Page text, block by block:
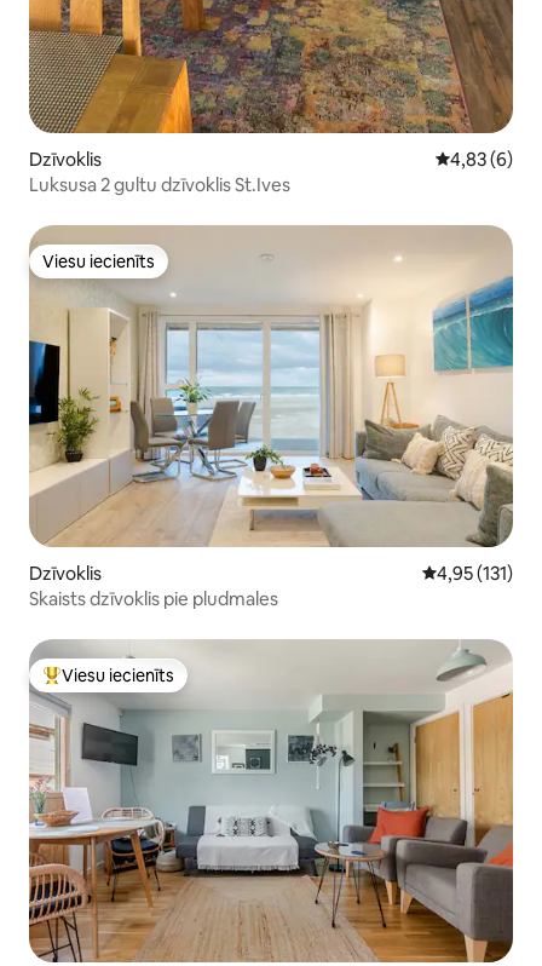
Dzīvoklis Vidējais
4,83 (6)
Luksusa 2 gultu dzīvoklis St.Ives
Viesu iecienīts
Viesu iecienīts
Dzīvoklis Vidējais
4,95 (131)
Skaists dzīvoklis pie pludmales
Populārs viesu iecienīts mājoklis
Viesu iecienīts